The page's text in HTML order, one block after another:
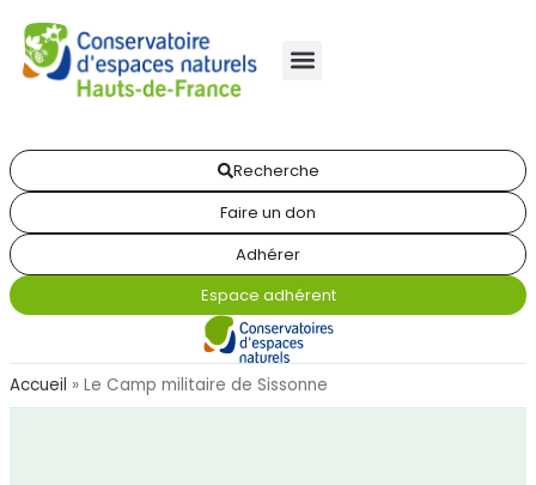
Recherche
Faire un don
Adhérer
Espace adhérent
Accueil » Le Camp militaire de Sissonne